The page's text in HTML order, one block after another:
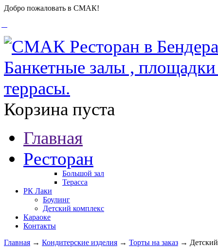
Добро пожаловать в СМАК!
Корзина пуста
Главная
Ресторан
Большой зал
Терасса
РК Лаки
Боулинг
Детский комплекс
Караоке
Контакты
Главная → Кондитерские изделия → Торты на заказ →